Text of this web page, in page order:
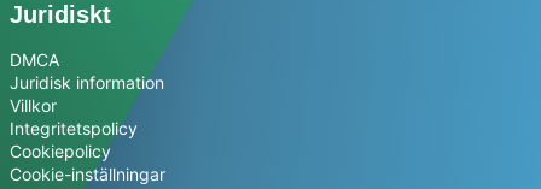
Juridiskt
DMCA
Juridisk information
Villkor
Integritetspolicy
Cookiepolicy
Cookie-inställningar